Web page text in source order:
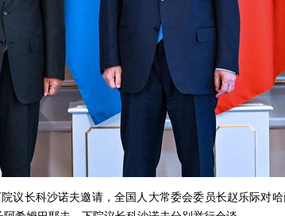
议长科沙诺夫邀请，全国人大常委会委员长赵乐际对